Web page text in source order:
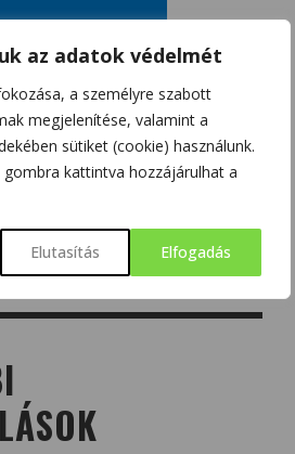
az adatok védelmét
a személyre szabott
megjelenítése, valamint a
sütiket (cookie) használunk.
kattintva hozzájárulhat a
Elutasítás Elfogadás